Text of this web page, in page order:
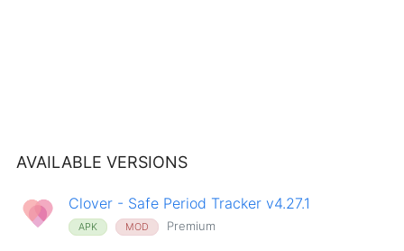
AVAILABLE VERSIONS
Clover - Safe Period Tracker v4.27.1
APK MOD Premium